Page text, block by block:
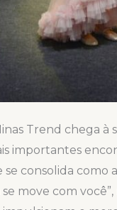
Trend chega
importantes
se consolida como
move com